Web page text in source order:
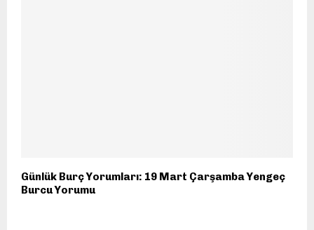
Günlük Burç Yorumları: 19 Mart Çarşamba Yengeç
Burcu Yorumu